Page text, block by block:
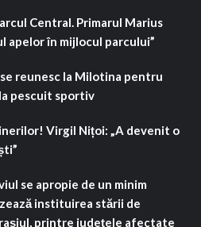
Central. Primarul Marius
apelor în mijlocul parcului”
reunesc la Milotina pentru
pescuit sportiv
Virgil Nițoi: „A devenit o
se apropie de un minim
instituirea stării de
printre județele afectate